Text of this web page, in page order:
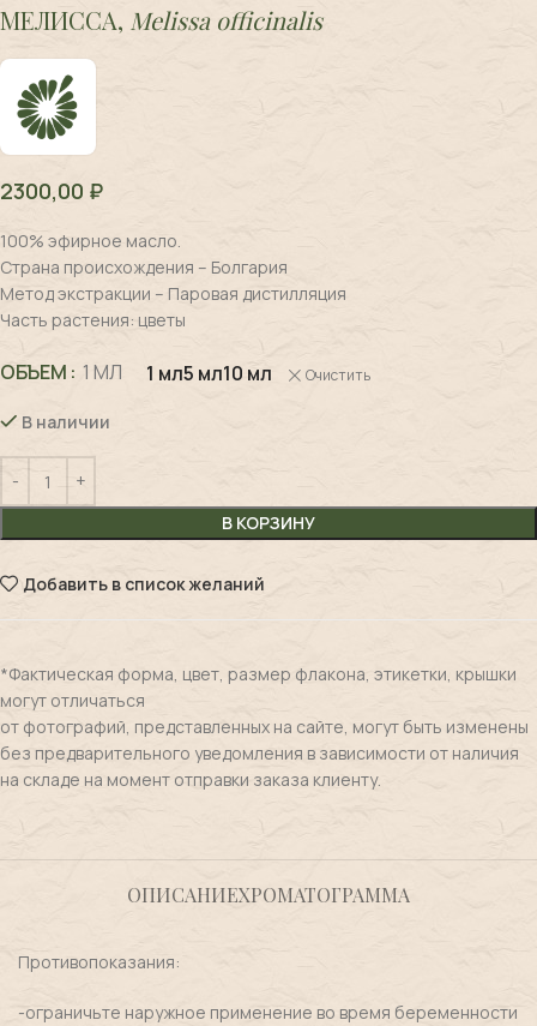
МЕЛИССА, Melissa officinalis
2300,00 ₽
100% эфирное масло.
Страна происхождения – Болгария
Метод экстракции – Паровая дистилляция
Часть растения: цветы
ОБЪЕМ 1 МЛ 1 мл5 мл10 мл Очистить
В наличии
В КОРЗИНУ
Добавить в список желаний
*Фактическая форма, цвет, размер флакона, этикетки, крышки
могут отличаться
от фотографий, представленных на сайте, могут быть изменены
без предварительного уведомления в зависимости от наличия
на складе на момент отправки заказа клиенту.
ОПИСАНИЕХРОМАТОГРАММА
Противопоказания:
-ограничьте наружное применение во время беременности